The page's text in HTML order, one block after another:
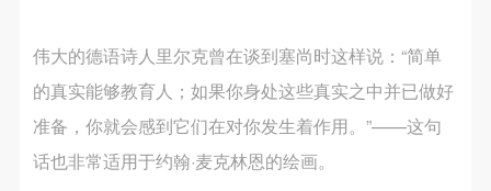
伟大的德语诗人里尔克曾在谈到塞尚时这样说：“简单
的真实能够教育人；如果你身处这些真实之中并已做好
准备，你就会感到它们在对你发生着作用。”——这句
话也非常适用于约翰·麦克林恩的绘画。
验证码
登录
可使用雅昌艺术网会员账户登录
第二条
参加本次活动者必须遵守中华人民共和国的相关法
律、法规，必须遵循道德和社会公德规范，并应该具
备以人为本、团结友爱、互相帮助和助人为乐的良好
品质。
第二条
参加本次活动者必须遵守中华人民共和国的相关法
律、法规，必须遵循道德和社会公德规范，并应该具
备以人为本、团结友爱、互相帮助和助人为乐的良好
品质。
第二条
参加本次活动者必须遵守中华人民共和国的相关法
律、法规，必须遵循道德和社会公德规范，并应该具
备以人为本、团结友爱、互相帮助和助人为乐的良好
品质。